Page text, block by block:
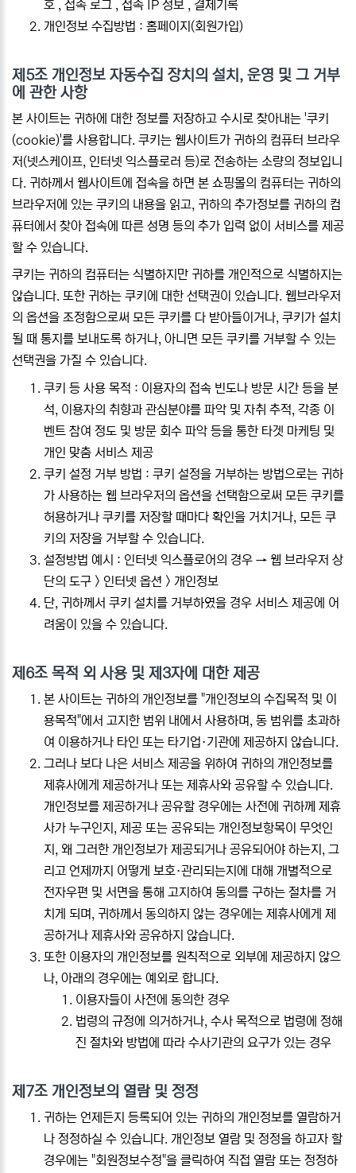
호 , 접속 로그 , 접속 IP 정보 , 결제기록
개인정보 수집방법 : 홈페이지(회원가입)
제5조 개인정보 자동수집 장치의 설치, 운영 및 그 거부
에 관한 사항
본 사이트는 귀하에 대한 정보를 저장하고 수시로 찾아내는 '쿠키
(cookie)'를 사용합니다. 쿠키는 웹사이트가 귀하의 컴퓨터 브라우
저(넷스케이프, 인터넷 익스플로러 등)로 전송하는 소량의 정보입니
다. 귀하께서 웹사이트에 접속을 하면 본 쇼핑몰의 컴퓨터는 귀하의
브라우저에 있는 쿠키의 내용을 읽고, 귀하의 추가정보를 귀하의 컴
퓨터에서 찾아 접속에 따른 성명 등의 추가 입력 없이 서비스를 제공
할 수 있습니다.
쿠키는 귀하의 컴퓨터는 식별하지만 귀하를 개인적으로 식별하지는
않습니다. 또한 귀하는 쿠키에 대한 선택권이 있습니다. 웹브라우저
의 옵션을 조정함으로써 모든 쿠키를 다 받아들이거나, 쿠키가 설치
될 때 통지를 보내도록 하거나, 아니면 모든 쿠키를 거부할 수 있는
선택권을 가질 수 있습니다.
쿠키 등 사용 목적 : 이용자의 접속 빈도나 방문 시간 등을 분
석, 이용자의 취향과 관심분야를 파악 및 자취 추적, 각종 이
벤트 참여 정도 및 방문 회수 파악 등을 통한 타겟 마케팅 및
개인 맞춤 서비스 제공
쿠키 설정 거부 방법 : 쿠키 설정을 거부하는 방법으로는 귀하
가 사용하는 웹 브라우저의 옵션을 선택함으로써 모든 쿠키를
허용하거나 쿠키를 저장할 때마다 확인을 거치거나, 모든 쿠
키의 저장을 거부할 수 있습니다.
설정방법 예시 : 인터넷 익스플로어의 경우 → 웹 브라우저 상
단의 도구 > 인터넷 옵션 > 개인정보
단, 귀하께서 쿠키 설치를 거부하였을 경우 서비스 제공에 어
려움이 있을 수 있습니다.
제6조 목적 외 사용 및 제3자에 대한 제공
본 사이트는 귀하의 개인정보를 "개인정보의 수집목적 및 이
용목적"에서 고지한 범위 내에서 사용하며, 동 범위를 초과하
여 이용하거나 타인 또는 타기업·기관에 제공하지 않습니다.
그러나 보다 나은 서비스 제공을 위하여 귀하의 개인정보를
제휴사에게 제공하거나 또는 제휴사와 공유할 수 있습니다.
개인정보를 제공하거나 공유할 경우에는 사전에 귀하께 제휴
사가 누구인지, 제공 또는 공유되는 개인정보항목이 무엇인
지, 왜 그러한 개인정보가 제공되거나 공유되어야 하는지, 그
리고 언제까지 어떻게 보호·관리되는지에 대해 개별적으로
전자우편 및 서면을 통해 고지하여 동의를 구하는 절차를 거
치게 되며, 귀하께서 동의하지 않는 경우에는 제휴사에게 제
공하거나 제휴사와 공유하지 않습니다.
또한 이용자의 개인정보를 원칙적으로 외부에 제공하지 않으
나, 아래의 경우에는 예외로 합니다.
이용자들이 사전에 동의한 경우
법령의 규정에 의거하거나, 수사 목적으로 법령에 정해
진 절차와 방법에 따라 수사기관의 요구가 있는 경우
제7조 개인정보의 열람 및 정정
귀하는 언제든지 등록되어 있는 귀하의 개인정보를 열람하거
나 정정하실 수 있습니다. 개인정보 열람 및 정정을 하고자 할
경우에는 "회원정보수정"을 클릭하여 직접 열람 또는 정정하